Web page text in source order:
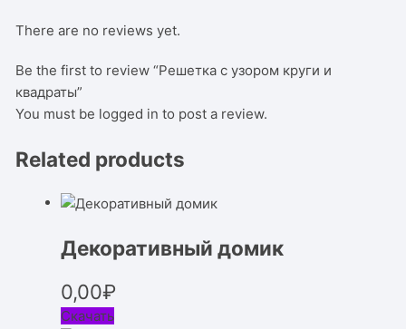
There are no reviews yet.
Be the first to review “Решетка с узором круги и
квадраты”
You must be logged in to post a review.
Related products
Декоративный домик
0,00₽
Скачать